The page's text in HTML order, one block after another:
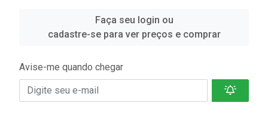
Faça seu login ou
cadastre-se para ver preços e comprar
Avise-me quando chegar